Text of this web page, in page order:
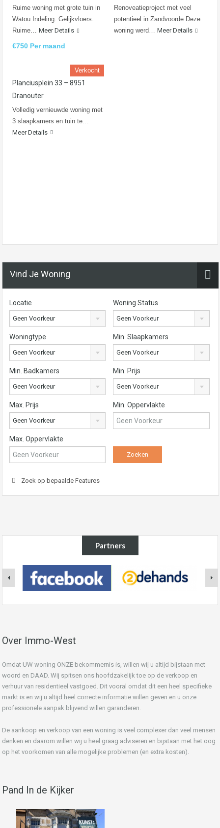
Ruime woning met grote tuin in
Watou Indeling: Gelijkvloers:
Ruime… Meer Details
€750 Per maand
Renoveatieproject met veel
potentieel in Zandvoorde Deze
woning werd… Meer Details
Verkocht
Planciusplein 33 – 8951
Dranouter
Volledig vernieuwde woning met
3 slaapkamers en tuin te…
Meer Details
Vind Je Woning
Locatie
Geen Voorkeur
Woning Status
Geen Voorkeur
Woningtype
Geen Voorkeur
Min. Slaapkamers
Geen Voorkeur
Min. Badkamers
Geen Voorkeur
Min. Prijs
Geen Voorkeur
Max. Prijs
Geen Voorkeur
Min. Oppervlakte
Max. Oppervlakte
Zoek op bepaalde Features
Partners
Over Immo-West
Omdat UW woning ONZE bekommernis is, willen wij u altijd bijstaan met
woord en DAAD. Wij spitsen ons hoofdzakelijk toe op de verkoop en
verhuur van residentieel vastgoed. Dit vooral omdat dit een heel specifieke
markt is en wij u altijd heel correcte informatie willen geven en u onze
professionele aanpak blijvend willen garanderen.
De aankoop en verkoop van een woning is veel complexer dan veel mensen
denken en daarom willen wij u heel graag adviseren en bijstaan met het oog
op het voorkomen van alle mogelijke problemen (en extra kosten).
Pand In de Kijker